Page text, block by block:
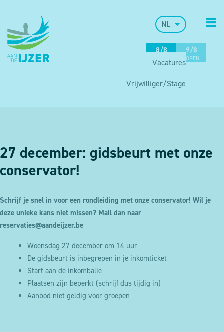
NL
8/8
OPEN
9/8
OPEN
Vacatures
Vrijwilliger/Stage
27 december: gidsbeurt met onze
conservator!
Schrijf je snel in voor een rondleiding met onze conservator! Wil je
deze unieke kans niet missen? Mail dan naar
reservaties@aandeijzer.be
Woensdag 27 december om 14 uur
De gidsbeurt is inbegrepen in je inkomticket
Start aan de inkombalie
Plaatsen zijn beperkt (schrijf dus tijdig in)
Aanbod niet geldig voor groepen